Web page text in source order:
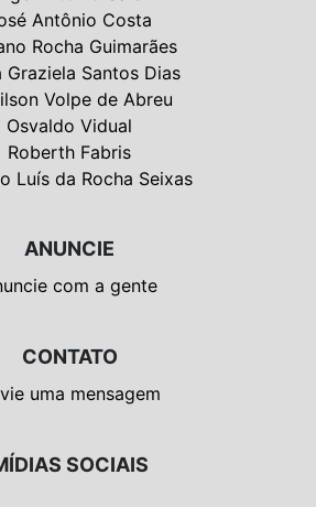
Antônio Costa
Rocha Guimarães
Graziela Santos Dias
Volpe de Abreu
Osvaldo Vidual
Roberth Fabris
Luís da Rocha Seixas
ANUNCIE
com a gente
CONTATO
uma mensagem
SOCIAIS